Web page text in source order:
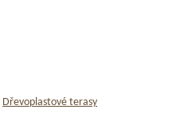
Dřevoplastové terasy